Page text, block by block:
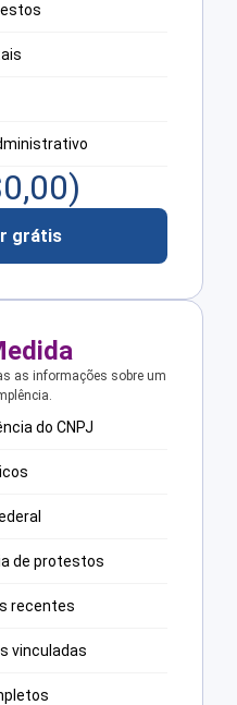
0,00)
grátis
as informações sobre um
do CNPJ
de protestos
recentes
vinculadas